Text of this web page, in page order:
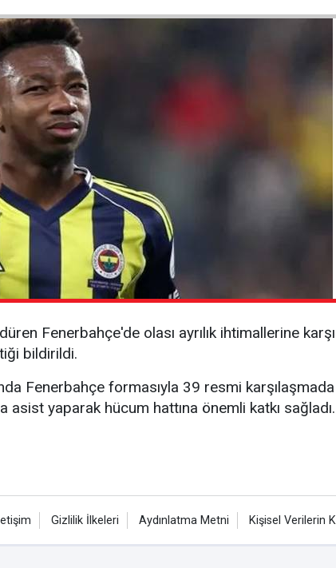
Fenerbahçe'de olası ayrılık ihtimallerine
bildirildi.
Fenerbahçe formasıyla 39 resmi
yaparak hücum hattına önemli katkı sağladı.
Gizlilik İlkeleri Aydınlatma Metni Kişisel Verilerin